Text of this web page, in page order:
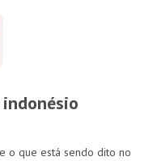
indonésio
o que está sendo dito no